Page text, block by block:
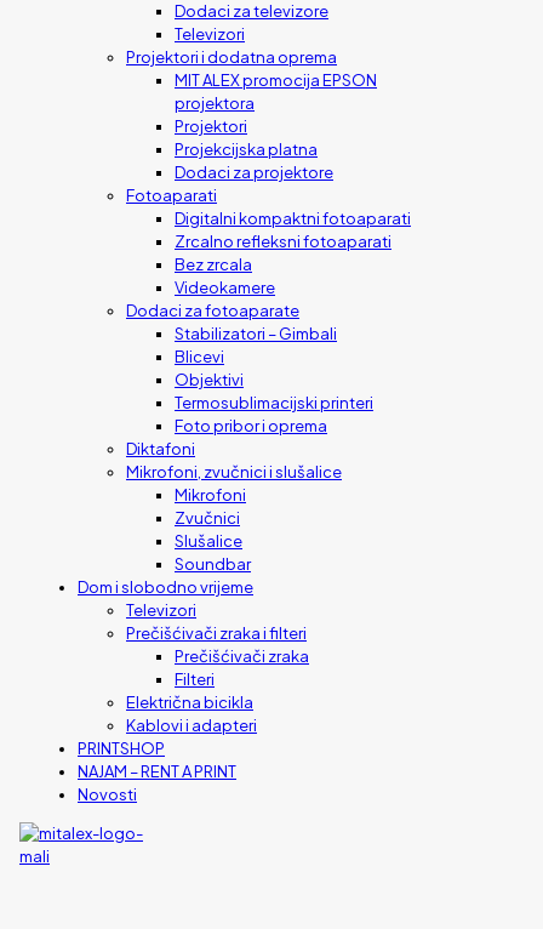
Dodaci za televizore
Televizori
Projektori i dodatna oprema
MIT ALEX promocija EPSON
projektora
Projektori
Projekcijska platna
Dodaci za projektore
Fotoaparati
Digitalni kompaktni fotoaparati
Zrcalno refleksni fotoaparati
Bez zrcala
Videokamere
Dodaci za fotoaparate
Stabilizatori – Gimbali
Blicevi
Objektivi
Termosublimacijski printeri
Foto pribor i oprema
Diktafoni
Mikrofoni, zvučnici i slušalice
Mikrofoni
Zvučnici
Slušalice
Soundbar
Dom i slobodno vrijeme
Televizori
Prečišćivači zraka i filteri
Prečišćivači zraka
Filteri
Električna bicikla
Kablovi i adapteri
PRINTSHOP
NAJAM – RENT A PRINT
Novosti